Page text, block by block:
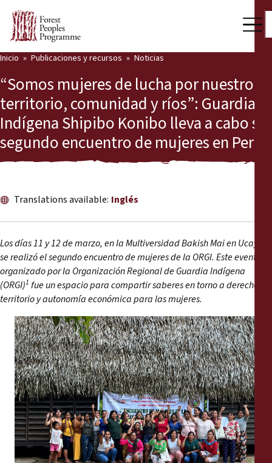
Apóyenos
Nuestro trabajo
Voces comunitarias
Socios y Países
Últimas noticias
Publicaciones y recursos
Noticias
Informes
Materiales de capacitación
Documentos informativos
Presentaciones legales
Declaraciones
Inicio Publicaciones y recursos Noticias
“Somos mujeres de lucha por nuestro
territorio, comunidad y ríos”: Guardia
Indígena Shipibo Konibo lleva a cabo su
segundo encuentro de mujeres en Perú
Translations available: Inglés
Los días 11 y 12 de marzo, en la Multiversidad Bakish Mai en Ucayali,
se realizó el segundo encuentro de mujeres de la ORGI. Este evento
organizado por la Organización Regional de Guardia Indígena
(ORGI)1 fue un espacio para compartir saberes en torno a derechos,
territorio y autonomía económica para las mujeres.